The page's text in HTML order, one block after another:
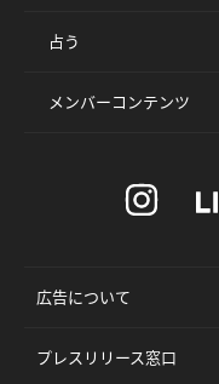
占う
メンバーコンテンツ
広告について
プレスリリース窓口